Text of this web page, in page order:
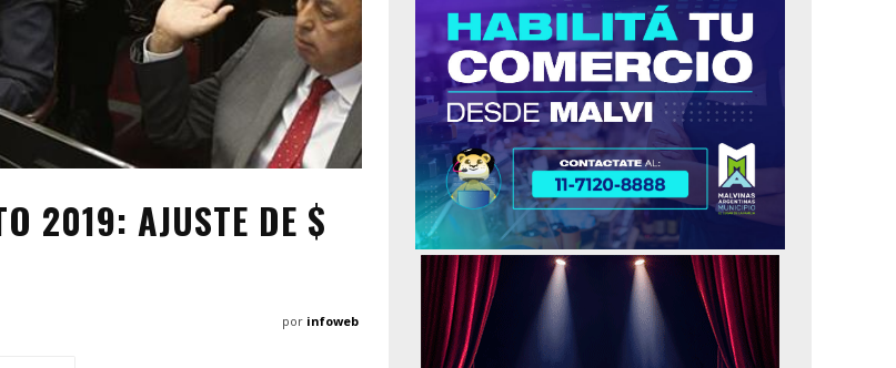
2019: AJUSTE DE $
por infoweb